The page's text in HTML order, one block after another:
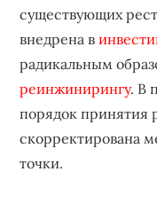
существующих
внедрена в
радикальным
реинжинирингу. В
порядок принятия
скорректирована
точки.